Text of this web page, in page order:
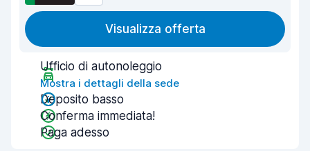
Visualizza offerta
Ufficio di autonoleggio
Mostra i dettagli della sede
Deposito basso
Conferma immediata!
Paga adesso